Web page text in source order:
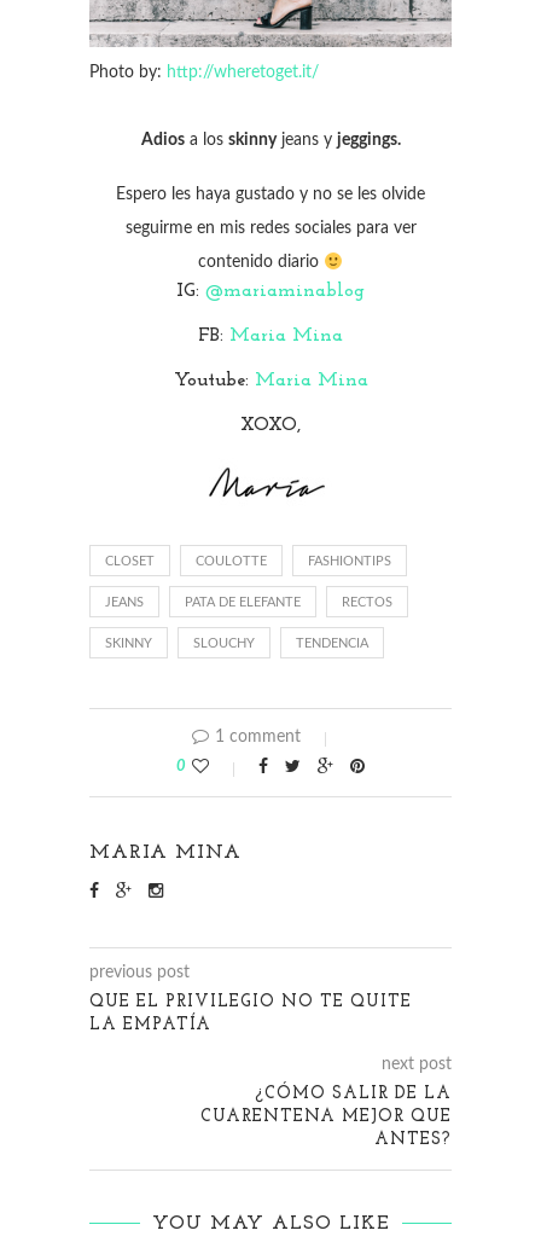
Photo by: http://wheretoget.it/
Adiosa los skinnyjeans y jeggings.
Espero les haya gustado y no se les olvide
seguirme en mis redes sociales para ver
contenido diario
IG: @mariaminablog
FB: Maria Mina
Youtube: Maria Mina
XOXO,
CLOSET COULOTTE FASHIONTIPS
JEANS PATA DE ELEFANTE RECTOS
SKINNY SLOUCHY TENDENCIA
1 comment
0
MARIA MINA
previous post
QUE EL PRIVILEGIO NO TE QUITE
LA EMPATÍA
next post
¿CÓMO SALIR DE LA
CUARENTENA MEJOR QUE
ANTES?
YOU MAY ALSO LIKE